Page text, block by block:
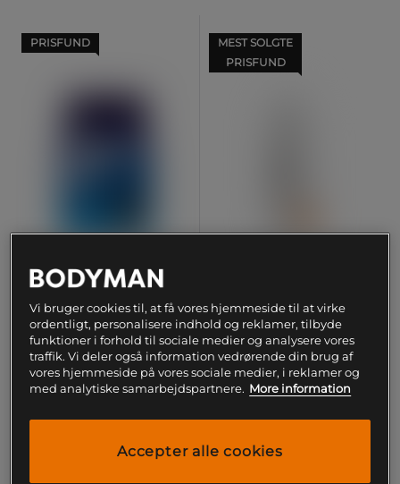
PRISFUND
+ 30 varianter
Star Nutrition
229 kr Køb
MEST SOLGTE
PRISFUND
ml
Star Nutrition
60 kr Køb
Vi bruger cookies til, at få vores hjemmeside til at virke
ordentligt, personalisere indhold og reklamer, tilbyde
funktioner i forhold til sociale medier og analysere vores
traffik. Vi deler også information vedrørende din brug af
vores hjemmeside på vores sociale medier, i reklamer og
med analytiske samarbejdspartnere. More information
Accepter alle cookies